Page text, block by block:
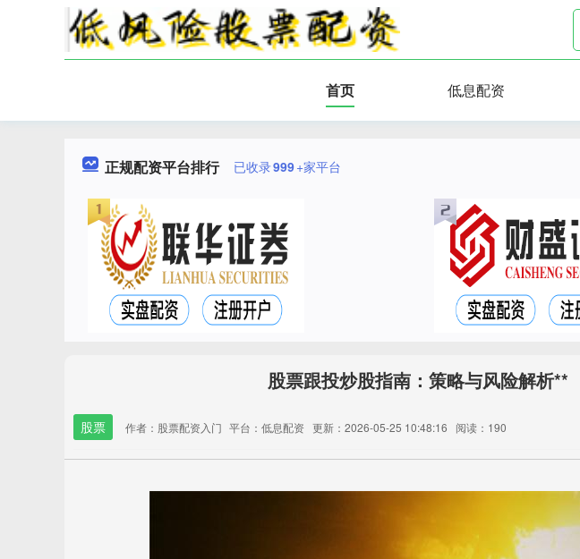
首页 低息配资
正规配资平台排行 已收录999+家平台
股票跟投炒股指南：策略与风险解析**
股票 作者：股票配资入门 平台：低息配资 更新：2026-05-25 10:48:16 阅读：190